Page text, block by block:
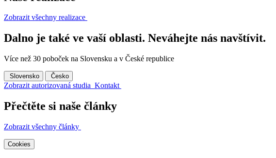
Zobrazit všechny realizace
Dalno je také ve vaší oblasti. Neváhejte nás navštívit.
Více než 30 poboček na Slovensku a v České republice
Slovensko Česko
Zobrazit autorizovaná studia Kontakt
Přečtěte si naše články
Zobrazit všechny články
Cookies